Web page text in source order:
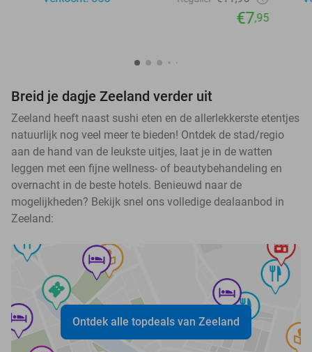
€7,95
Breid je dagje Zeeland verder uit
Zeeland heeft naast sushi eten en de allerlekkerste etentjes
natuurlijk nog veel meer te bieden! Ontdek de stad/regio
aan de hand van de leukste uitjes, laat je in de watten
leggen met een fijne wellness- of beautybehandeling en
overnacht in de beste hotels. Benieuwd naar de
mogelijkheden? Bekijk snel ons volledige dealaanbod in
Zeeland:
Ontdek alle topdeals van Zeeland